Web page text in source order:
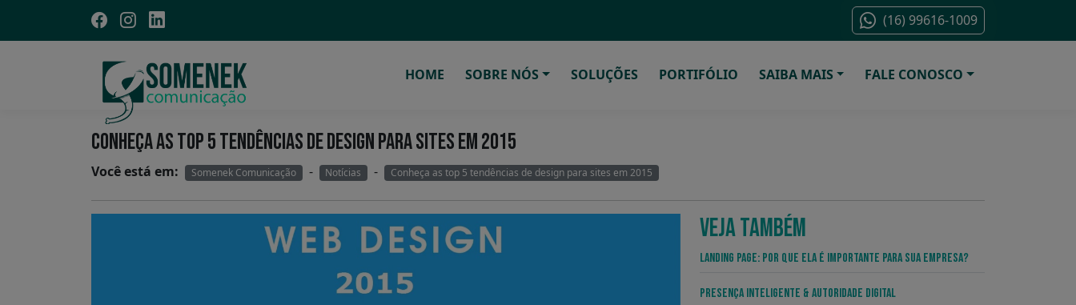
(16) 99616-1009
HOME SOBRE NÓS SOLUÇÕES PORTIFÓLIO SAIBA MAIS FALE CONOSCO
CONHEÇA AS TOP 5 TENDÊNCIAS DE DESIGN PARA SITES EM 2015
Você está em: Somenek Comunicação - Notícias - Conheça as top 5 tendências de design para sites em 2015
VEJA TAMBÉM
Landing Page: por que ela é importante para sua empresa?
Presença Inteligente & Autoridade Digital